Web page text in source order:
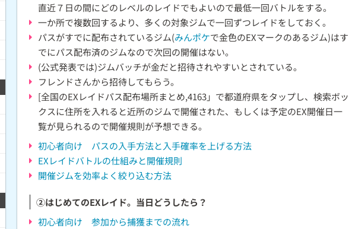
直近７日の間にどのレベルのレイドでもよいので最低一回バトルをする。
一か所で複数回するより、多くの対象ジムで一回ずつレイドをしておく。
パスがすでに配布されているジム(みんポケで金色のEXマークのあるジム)はす
でにパス配布済のジムなので次回の開催はない。
(公式発表では)ジムバッチが金だと招待されやすいとされている。
フレンドさんから招待してもらう。
[全国のEXレイドパス配布場所まとめ,4163」で都道府県をタップし、検索ボッ
クスに住所を入れると近所のジムで開催された、もしくは予定のEX開催日一
覧が見られるので開催規則が予想できる。
初心者向け パスの入手方法と入手確率を上げる方法
EXレイドバトルの仕組みと開催規則
開催ジムを効率よく絞り込む方法
②はじめてのEXレイド。当日どうしたら？
初心者向け 参加から捕獲までの流れ